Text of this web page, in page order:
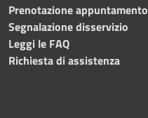
Prenotazione appuntamento
Segnalazione disservizio
Leggi le FAQ
Richiesta di assistenza